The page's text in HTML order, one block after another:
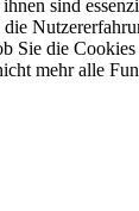
sind
Sie die
mehr alle